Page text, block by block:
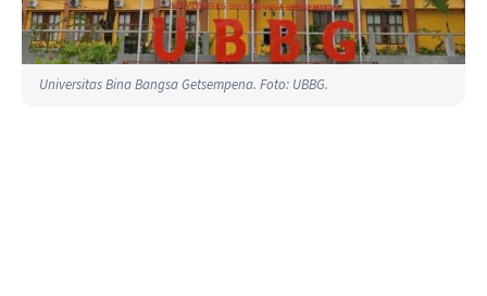
Universitas Bina Bangsa Getsempena. Foto: UBBG.